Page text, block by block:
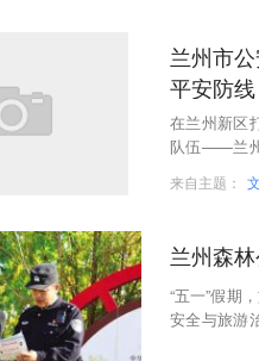
兰州市
平安防线
在兰州新区
队伍——兰
来自主题：
兰州森
“五一”假期
安全与旅游